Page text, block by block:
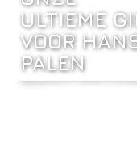
ULTIEME
VOOR
PALEN